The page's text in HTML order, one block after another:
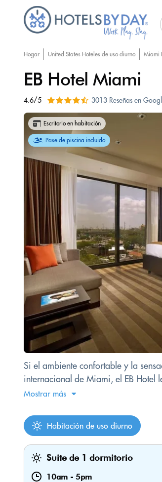
Hogar United States Hoteles de uso diurno Miami
EB Hotel Miami
4.6/5 3013 Reseñas en
Escritorio en habitación
Pase de piscina incluido
Si el ambiente confortable y la
internacional de Miami, el EB
Mostrar más
Habitación de uso diurno
Suite de 1 dormitorio
10am - 5pm